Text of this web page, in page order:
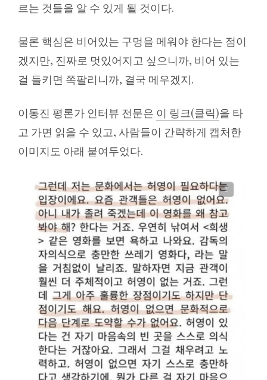
르는 것들을 알 수 있게 될 것이다.
물론 핵심은 비어있는 구멍을 메워야 한다는 점이
겠지만, 진짜로 멋있어지고 싶으니까, 비어 있는
걸 들키면 쪽팔리니까, 결국 메우겠지.
이동진 평론가 인터뷰 전문은 이 링크(클릭)을 타
고 가면 읽을 수 있고, 사람들이 간략하게 캡처한
이미지도 아래 붙여두었다.